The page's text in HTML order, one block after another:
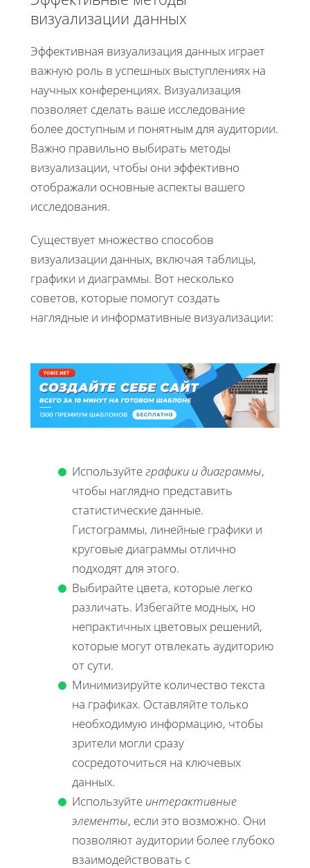
визуализации данных
Эффективная визуализация данных играет
важную роль в успешных выступлениях на
научных конференциях. Визуализация
позволяет сделать ваше исследование
более доступным и понятным для аудитории.
Важно правильно выбирать методы
визуализации, чтобы они эффективно
отображали основные аспекты вашего
исследования.
Существует множество способов
визуализации данных, включая таблицы,
графики и диаграммы. Вот несколько
советов, которые помогут создать
наглядные и информативные визуализации:
Используйтеграфики и диаграммы,
чтобы наглядно представить
статистические данные.
Гистограммы, линейные графики и
круговые диаграммы отлично
подходят для этого.
Выбирайте цвета, которые легко
различать. Избегайте модных, но
непрактичных цветовых решений,
которые могут отвлекать аудиторию
от сути.
Минимизируйте количество текста
на графиках. Оставляйте только
необходимую информацию, чтобы
зрители могли сразу
сосредоточиться на ключевых
данных.
Используйте интерактивные
элементы, если это возможно. Они
позволяют аудитории более глубоко
взаимодействовать с